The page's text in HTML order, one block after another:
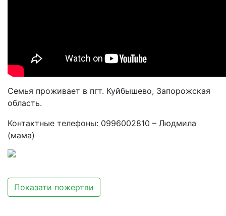
Семья проживает в пгт. Куйбышево, Запорожская
область.
Контактные телефоны: 0996002810 – Людмила
(мама)
Показати пожертви